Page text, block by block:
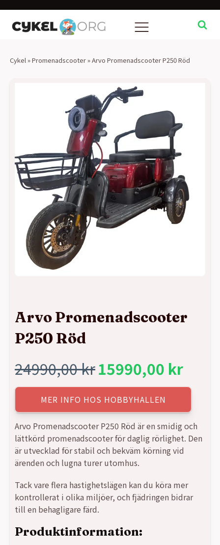
Cykel »Promenadscooter»Arvo Promenadscooter P250 Röd
Arvo Promenadscooter
P250 Röd
24990,00kr
Det
ursprungliga
priset
var:
24990,00 kr.
15990,00 kr
Det
nuvarande
priset
är:
15990,00 kr.
MER INFO HOS HOBBYHALLEN
Arvo Promenadscooter P250 Röd är en smidig och
lättkörd promenadscooter för daglig rörlighet. Den
är utvecklad för stabil och bekväm körning vid
ärenden och lugna turer utomhus.
Tack vare flera hastighetslägen kan du köra mer
kontrollerat i olika miljöer, och fjädringen bidrar
till en behagligare färd.
Produktinformation: